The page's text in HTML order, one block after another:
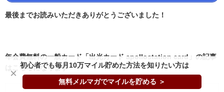
最後までお読みいただきありがとうございました！
年会費無料の一般カード「出光カード apollostation card」の記事
はこちらになります
×
初心者でも毎月10万マイル貯めた方法を知りたい方は
無料メルマガでマイルを貯める ＞